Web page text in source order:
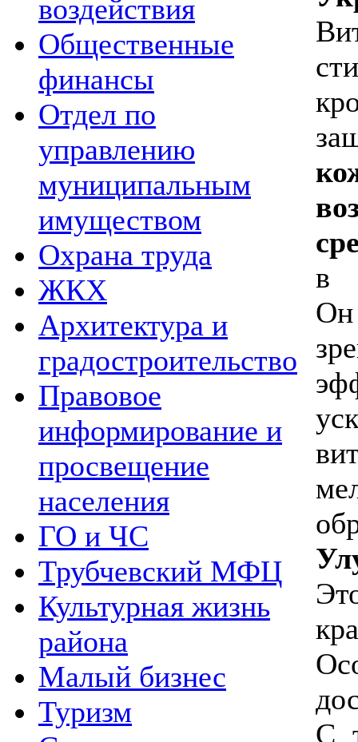
воздействия
Общественные
финансы
Отдел по
управлению
муниципальным
имуществом
Охрана труда
ЖКХ
Архитектура и
градостроительство
Правовое
информирование и
просвещение
населения
ГО и ЧС
Трубчевский МФЦ
Культурная жизнь
района
Малый бизнес
Туризм
в
C